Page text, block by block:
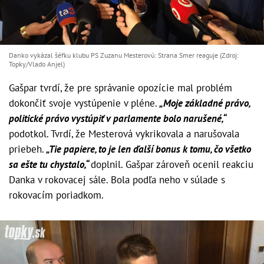
Danko vykázal šéfku klubu PS Zuzanu Mesterovú: Strana Smer reaguje (Zdroj:
Topky/Vlado Anjel)
Gašpar tvrdí, že pre správanie opozície mal problém
dokončiť svoje vystúpenie v pléne.„Moje základné právo,
politické právo vystúpiť v parlamente bolo narušené,“
podotkol. Tvrdí, že Mesterová vykrikovala a narušovala
priebeh.„Tie papiere, to je len ďalší bonus k tomu, čo všetko
sa ešte tu chystalo,“doplnil. Gašpar zároveň ocenil reakciu
Danka v rokovacej sále. Bola podľa neho v súlade s
rokovacím poriadkom.